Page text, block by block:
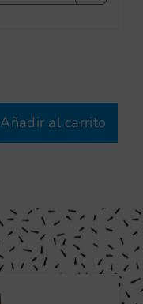
Añadir al carrito